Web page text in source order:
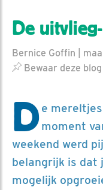
De
Bernice Goffin |
Bewaar deze blog
De
moment
weekend werd
belangrijk is dat
mogelijk